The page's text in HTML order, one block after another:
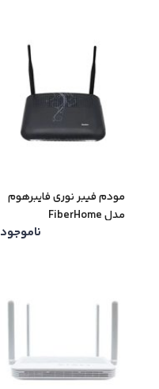
مودم فیبر نوری فایبرهوم
مدل FiberHome
ناموجود